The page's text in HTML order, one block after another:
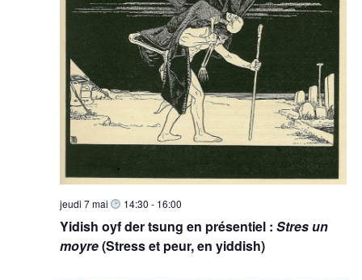
Yidish oyf der tsung en présentiel : Stres un
moyre(Stress et peur, en yiddish)
jeudi 7 mai 14:30 - 16:00